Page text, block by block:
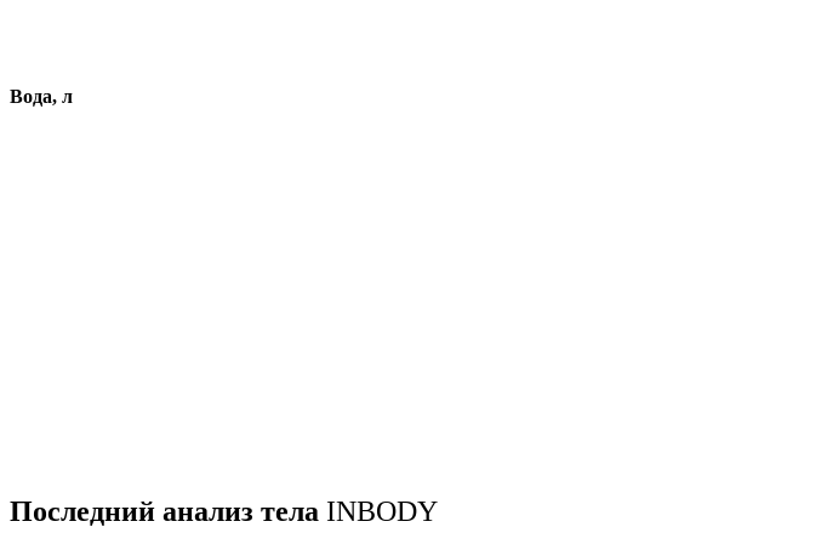
Вода, л
Последний анализ тела INBODY